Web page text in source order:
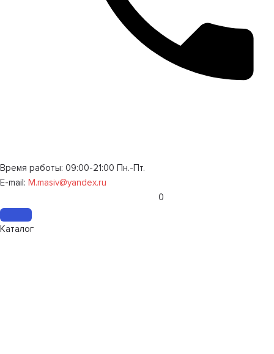
Время работы: 09:00-21:00 Пн.-Пт.
E-mail: M.masiv@yandex.ru
0
Каталог